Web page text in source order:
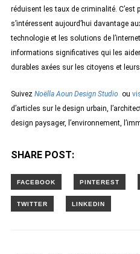
réduisent les taux de criminalité.
s’intéressent aujourd’hui davantage
technologie et les solutions de
informations significatives qui les
durables axées sur les citoyens et
Suivez Noëlla Aoun Design Studio ou
d’articles sur le design urbain,
design paysager, l’environnement,
SHARE POST: